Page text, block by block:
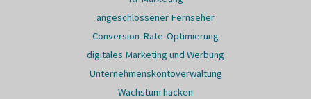
angeschlossener Fernseher
Conversion-Rate-Optimierung
digitales Marketing und Werbung
Unternehmenskontoverwaltung
Wachstum hacken